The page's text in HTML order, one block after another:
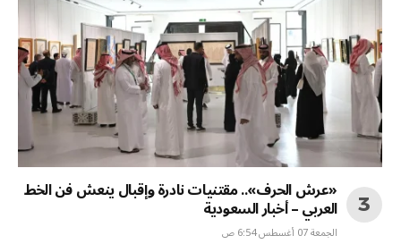
«عرش الحرف».. مقتنيات نادرة وإقبال ينعش فن الخط
العربي – أخبار السعودية
الجمعة 07 أغسطس 6:54 ص